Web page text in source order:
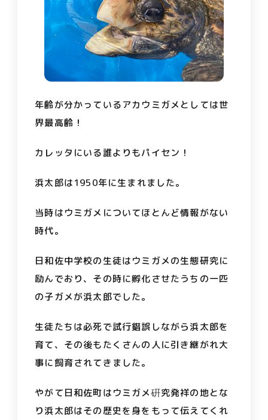
年齢が分かっているアカウミガメとしては世
界最高齢！
カレッタにいる誰よりもパイセン！
浜太郎は1950年に生まれました。
当時はウミガメについてほとんど情報がない
時代。
日和佐中学校の生徒はウミガメの生態研究に
励んでおり、その時に孵化させたうちの一匹
の子ガメが浜太郎でした。
生徒たちは必死で試行錯誤しながら浜太郎を
育て、その後もたくさんの人に引き継がれ大
事に飼育されてきました。
やがて日和佐町はウミガメ硏究発祥の地とな
り浜太郎はその歴史を身をもって伝えてくれ